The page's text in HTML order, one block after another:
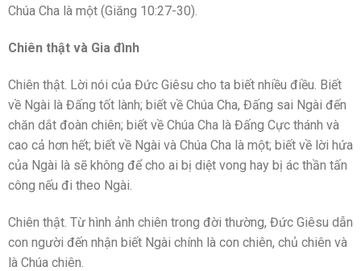
Chúa Cha là một (Giăng 10:27-30).
Chiên thật và Gia đình
Chiên thật. Lời nói của Đức Giêsu cho ta biết nhiều điều. Biết
về Ngài là Đấng tốt lành; biết về Chúa Cha, Đấng sai Ngài đến
chăn dắt đoàn chiên; biết về Chúa Cha là Đấng Cực thánh và
cao cả hơn hết; biết về Ngài và Chúa Cha là một; biết về lời hứa
của Ngài là sẽ không để cho ai bị diệt vong hay bị ác thần tấn
công nếu đi theo Ngài.
Chiên thật. Từ hình ảnh chiên trong đời thường, Đức Giêsu dẫn
con người đến nhận biết Ngài chính là con chiên, chủ chiên và
là Chúa chiên.